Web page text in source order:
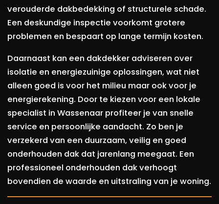
verouderde dakbedekking of structurele schade.
Een deskundige inspectie voorkomt grotere
problemen en bespaart op lange termijn kosten.
Daarnaast kan een dakdekker adviseren over
isolatie en energiezuinige oplossingen, wat niet
alleen goed is voor het milieu maar ook voor je
energierekening. Door te kiezen voor een lokale
specialist in Wassenaar profiteer je van snelle
service en persoonlijke aandacht. Zo ben je
verzekerd van een duurzaam, veilig en goed
onderhouden dak dat jarenlang meegaat. Een
professioneel onderhouden dak verhoogt
bovendien de waarde en uitstraling van je woning.